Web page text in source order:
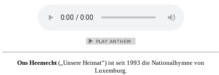
Ons Heemecht(„Unsere Heimat“) ist seit 1993 die Nationalhymne von
Luxemburg.